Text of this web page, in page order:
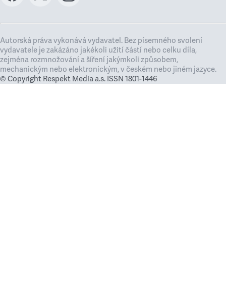
Autorská práva vykonává vydavatel. Bez písemného svolení
vydavatele je zakázáno jakékoli užití částí nebo celku díla,
zejména rozmnožování a šíření jakýmkoli způsobem,
mechanickým nebo elektronickým, v českém nebo jiném jazyce.
© Copyright Respekt Media a.s. ISSN 1801-1446